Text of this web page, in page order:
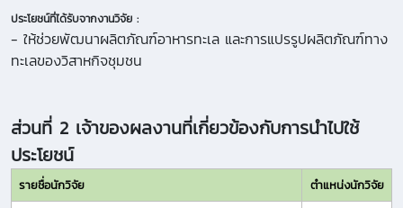
ประโยชน์ที่ได้รับจากงานวิจัย :
- ให้ช่วยพัฒนาผลิตภัณฑ์อาหารทะเล และการแปรรูปผลิตภัณฑ์ทาง
ทะเลของวิสาหกิจชุมชน
ส่วนที่ 2 เจ้าของผลงานที่เกี่ยวข้องกับการนำไปใช้
ประโยชน์
รายชื่อนักวิจัย ตำแหน่งนักวิจัย